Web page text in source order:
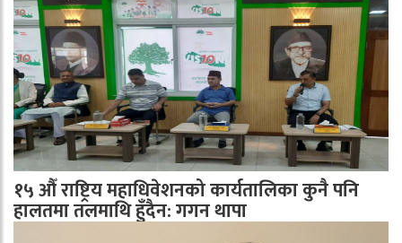
१५ औँ राष्ट्रिय महाधिवेशनको कार्यतालिका कुनै पनि
हालतमा तलमाथि हुँदैन: गगन थापा